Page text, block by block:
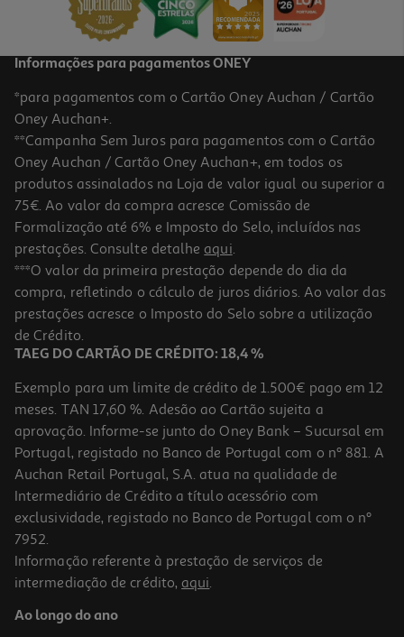
Informações para pagamentos ONEY
*para pagamentos com o Cartão Oney Auchan / Cartão
Oney Auchan+.
**Campanha Sem Juros para pagamentos com o Cartão
Oney Auchan / Cartão Oney Auchan+, em todos os
produtos assinalados na Loja de valor igual ou superior a
75€. Ao valor da compra acresce Comissão de
Formalização até 6% e Imposto do Selo, incluídos nas
prestações. Consulte detalhe aqui.
***O valor da primeira prestação depende do dia da
compra, refletindo o cálculo de juros diários. Ao valor das
prestações acresce o Imposto do Selo sobre a utilização
de Crédito.
TAEG DO CARTÃO DE CRÉDITO: 18,4 %
Exemplo para um limite de crédito de 1.500€ pago em 12
meses. TAN 17,60 %. Adesão ao Cartão sujeita a
aprovação. Informe-se junto do Oney Bank – Sucursal em
Portugal, registado no Banco de Portugal com o nº 881. A
Auchan Retail Portugal, S.A. atua na qualidade de
Intermediário de Crédito a título acessório com
exclusividade, registado no Banco de Portugal com o nº
7952.
Informação referente à prestação de serviços de
intermediação de crédito, aqui.
Ao longo do ano